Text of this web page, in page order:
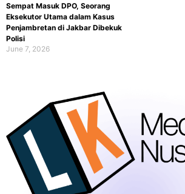
Sempat Masuk DPO, Seorang
Eksekutor Utama dalam Kasus
Penjambretan di Jakbar Dibekuk
Polisi
June 7, 2026